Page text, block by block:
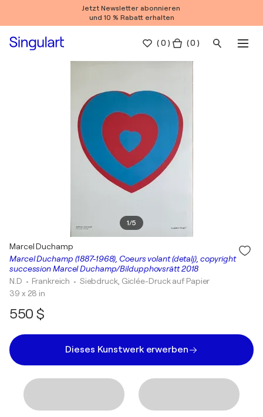
Jetzt Newsletter abonnieren
und 10 % Rabatt erhalten
(0 ) ( 0 )
1/5
Marcel Duchamp (1887-1968), Coeurs volant (detalj), copyright
succession Marcel Duchamp/Bildupphovsrätt 2018
Marcel Duchamp
N.D • Frankreich • Siebdruck, Giclée-Druck auf Papier
39 x 28 in
550 $
Dieses Kunstwerk erwerben